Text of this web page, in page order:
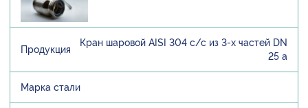
Кран шаровой AISI 304 с/с из 3-х частей DN
25 а